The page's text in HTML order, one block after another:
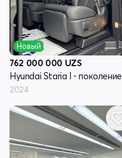
Новый
762 000 000 UZS
Hyundai Staria I - поколение
2024